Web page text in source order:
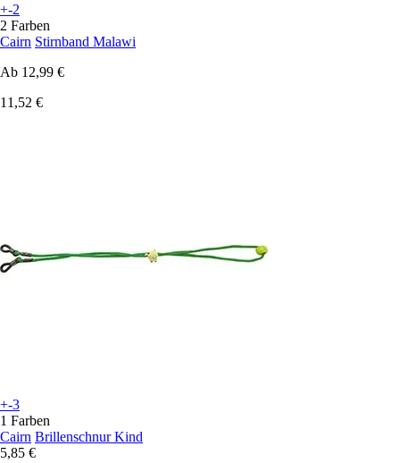
+-2
2 Farben
Cairn Stirnband Malawi
Ab 12,99 €
11,52 €
+-3
1 Farben
Cairn Brillenschnur Kind
5,85 €